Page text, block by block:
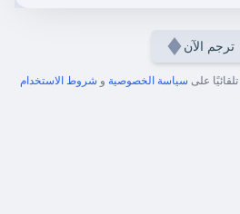
ترجم الآن
على سياسة الخصوصية و شروط الاستخدام